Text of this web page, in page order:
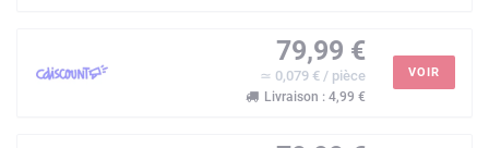
79,99 €
≃ 0,079 € / pièce
Livraison : 4,99 €
VOIR